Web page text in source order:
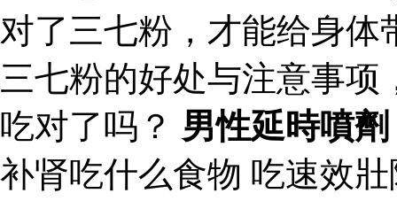
对了三七粉，才能给身
三七粉的好处与注意事
吃对了吗？ 男性延時噴劑
补肾吃什么食物 吃速效